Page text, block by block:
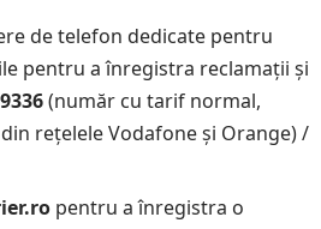
de telefon dedicate pentru
pentru a înregistra reclamații și
(număr cu tarif normal,
rețelele Vodafone și Orange) /
pentru a înregistra o